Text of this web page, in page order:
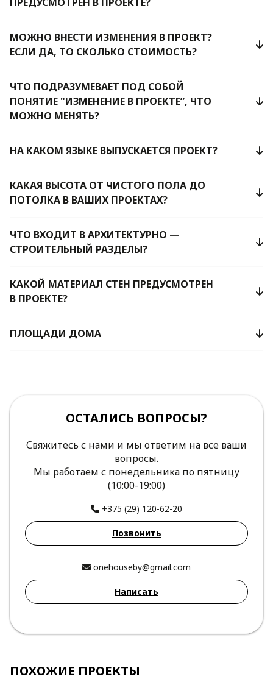
МОЖНО ВНЕСТИ ИЗМЕНЕНИЯ В ПРОЕКТ?
ЕСЛИ ДА, ТО СКОЛЬКО СТОИМОСТЬ?
ЧТО ПОДРАЗУМЕВАЕТ ПОД СОБОЙ
ПОНЯТИЕ "ИЗМЕНЕНИЕ В ПРОЕКТЕ”, ЧТО
МОЖНО МЕНЯТЬ?
НА КАКОМ ЯЗЫКЕ ВЫПУСКАЕТСЯ ПРОЕКТ?
КАКАЯ ВЫСОТА ОТ ЧИСТОГО ПОЛА ДО
ПОТОЛКА В ВАШИХ ПРОЕКТАХ?
ЧТО ВХОДИТ В АРХИТЕКТУРНО —
СТРОИТЕЛЬНЫЙ РАЗДЕЛЫ?
КАКОЙ МАТЕРИАЛ СТЕН ПРЕДУСМОТРЕН
В ПРОЕКТЕ?
ПЛОЩАДИ ДОМА
ОСТАЛИСЬ ВОПРОСЫ?
Свяжитесь с нами и мы ответим на все ваши
вопросы.
Мы работаем с понедельника по пятницу
(10:00-19:00)
+375 (29) 120-62-20
Позвонить
onehouseby@gmail.com
Написать
ПОХОЖИЕ ПРОЕКТЫ